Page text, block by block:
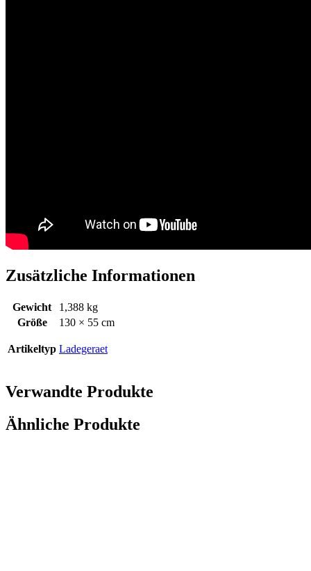
Zusätzliche Informationen
Gewicht
1,388 kg
Größe
130 × 55 cm
Artikeltyp Ladegeraet
Verwandte Produkte
Ähnliche Produkte